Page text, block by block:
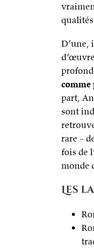
D’une,
comme
part,
sont
rare –
fois de
monde
Les